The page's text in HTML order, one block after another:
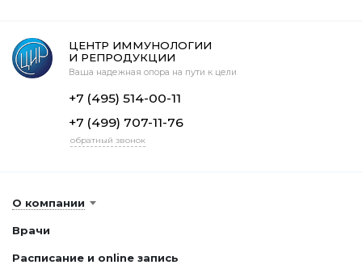
ЦЕНТР ИММУНОЛОГИИ
И РЕПРОДУКЦИИ
Ваша надежная опора на пути к цели
+7 (495) 514-00-11
+7 (499) 707-11-76
обратный звонок
О компании
Врачи
Расписание и online запись